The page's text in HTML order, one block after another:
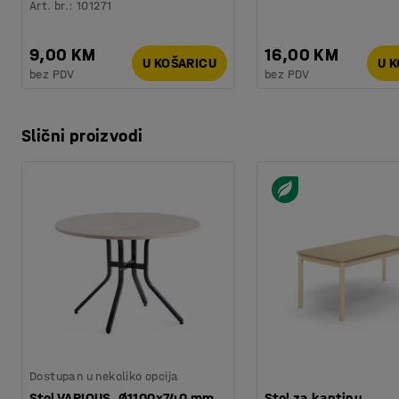
Art. br.:101271
9,00 KM
bez PDV
U KOŠARICU 16,00 KM
bez PDV
U
Slični proizvodi
Dostupan u nekoliko opcija